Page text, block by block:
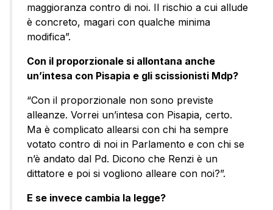
maggioranza contro di noi. Il rischio a cui allude
è concreto, magari con qualche minima
modifica”.
Con il proporzionale si allontana anche
un’intesa con Pisapia e gli scissionisti Mdp?
“Con il proporzionale non sono previste
alleanze. Vorrei un’intesa con Pisapia, certo.
Ma è complicato allearsi con chi ha sempre
votato contro di noi in Parlamento e con chi se
n’è andato dal Pd. Dicono che Renzi è un
dittatore e poi si vogliono alleare con noi?”.
E se invece cambia la legge?